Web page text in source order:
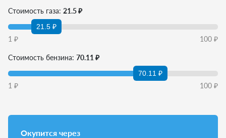
Стоимость газа: 21.5 ₽
21.5 ₽
1 ₽ 100 ₽
Стоимость бензина: 70.11 ₽
70.11 ₽
1 ₽ 100 ₽
Окупится через